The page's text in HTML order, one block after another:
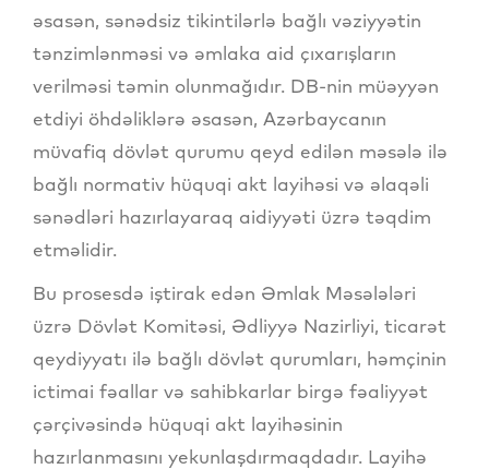
əsasən, sənədsiz tikintilərlə bağlı vəziyyətin
tənzimlənməsi və əmlaka aid çıxarışların
verilməsi təmin olunmağıdır. DB-nin müəyyən
etdiyi öhdəliklərə əsasən, Azərbaycanın
müvafiq dövlət qurumu qeyd edilən məsələ ilə
bağlı normativ hüquqi akt layihəsi və əlaqəli
sənədləri hazırlayaraq aidiyyəti üzrə təqdim
etməlidir.
Bu prosesdə iştirak edən Əmlak Məsələləri
üzrə Dövlət Komitəsi, Ədliyyə Nazirliyi, ticarət
qeydiyyatı ilə bağlı dövlət qurumları, həmçinin
ictimai fəallar və sahibkarlar birgə fəaliyyət
çərçivəsində hüquqi akt layihəsinin
hazırlanmasını yekunlaşdırmaqdadır. Layihə